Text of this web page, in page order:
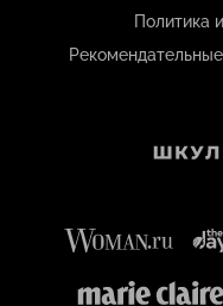
Политика